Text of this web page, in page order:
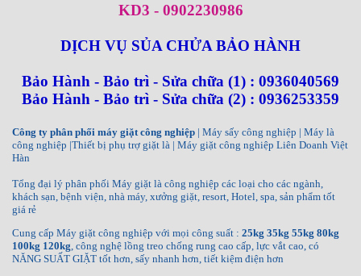
KD3 - 0902230986
DỊCH VỤ SỦA CHỬA BẢO HÀNH
Bảo Hành - Bảo trì - Sửa chữa (1) : 0936040569
Bảo Hành - Bảo trì - Sửa chữa (2) : 0936253359
Công ty phân phối máy giặt công nghiệp | Máy sấy công nghiệp | Máy là
công nghiệp |Thiết bị phụ trợ giặt là | Máy giặt công nghiệp Liên Doanh Việt
Hàn
Tổng đại lý phân phối Máy giặt là công nghiệp các loại cho các ngành,
khách sạn, bệnh viện, nhà máy, xưởng giặt, resort, Hotel, spa, sản phẩm tốt
giá rẻ
Cung cấp Máy giặt công nghiệp với mọi công suất : 25kg 35kg 55kg 80kg
100kg 120kg, công nghệ lồng treo chống rung cao cấp, lực vắt cao, có
NĂNG SUẤT GIẶT tốt hơn, sấy nhanh hơn, tiết kiệm điện hơn